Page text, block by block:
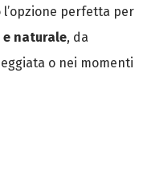
perfetta per
e naturale, da
o nei momenti